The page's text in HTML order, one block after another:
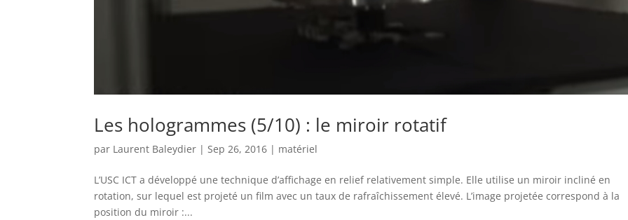
Les hologrammes (5/10) : le miroir rotatif
par Laurent Baleydier | Sep 26, 2016 | matériel
L’USC ICT a développé une technique d’affichage en relief relativement simple. Elle utilise un miroir incliné en
rotation, sur lequel est projeté un film avec un taux de rafraîchissement élevé. L’image projetée correspond à la
position du miroir :...